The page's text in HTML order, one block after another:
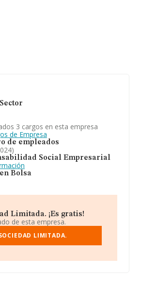
3 cargos en esta empresa
de Empresa
de empleados
Social Empresarial
Bolsa
Limitada. ¡Es gratis!
de esta empresa.
LIMITADA.